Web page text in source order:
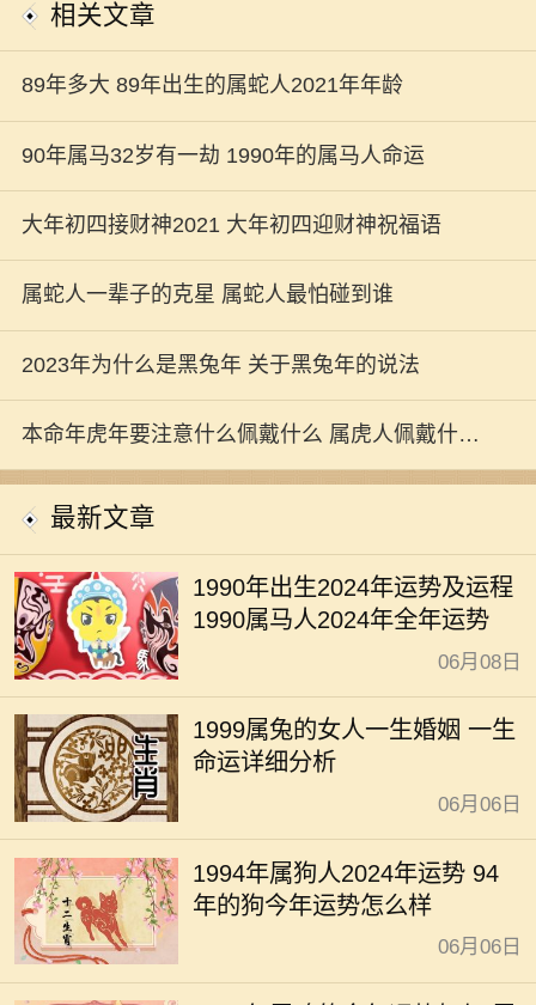
相关文章
89年多大 89年出生的属蛇人2021年年龄
90年属马32岁有一劫 1990年的属马人命运
大年初四接财神2021 大年初四迎财神祝福语
属蛇人一辈子的克星 属蛇人最怕碰到谁
2023年为什么是黑兔年 关于黑兔年的说法
本命年虎年要注意什么佩戴什么 属虎人佩戴什么
开运
最新文章
1990年出生2024年运势及运程
1990属马人2024年全年运势
06月08日
1999属兔的女人一生婚姻 一生
命运详细分析
06月06日
1994年属狗人2024年运势 94
年的狗今年运势怎么样
06月06日